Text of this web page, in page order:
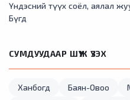
Үндэсний түүх соёл, аялал
Бүгд
СУМДУУДААР ШҮҮЖ ҮЗЭХ
Ханбогд Баян-Овоо